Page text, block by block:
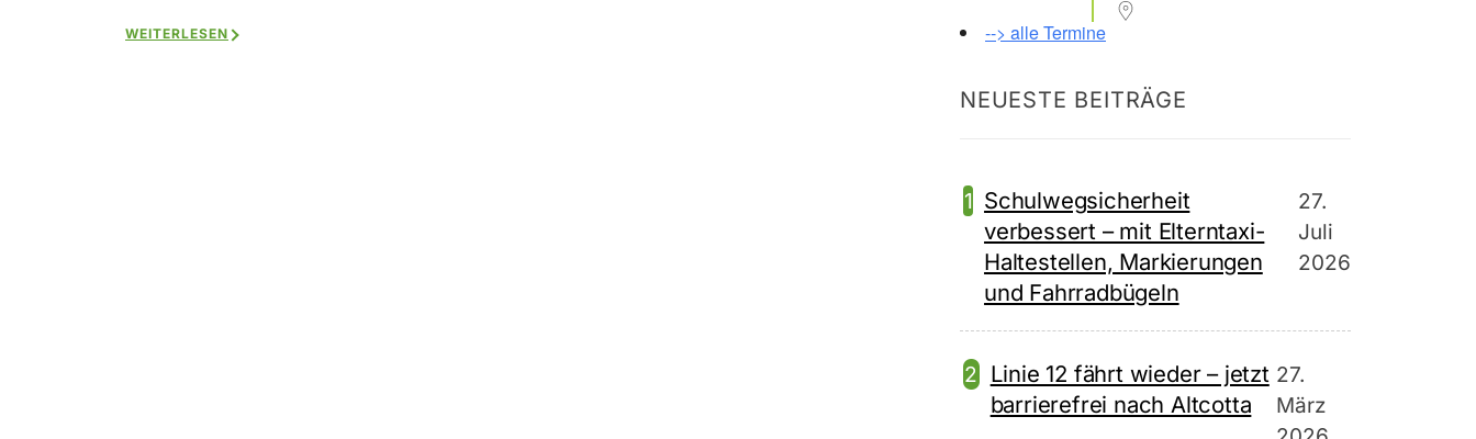
WEITERLESEN --> alle Termine
NEUESTE BEITRÄGE
Schulwegsicherheit
verbessert – mit Elterntaxi-
Haltestellen, Markierungen
und Fahrradbügeln
27.
Juli
2026
Linie 12 fährt wieder – jetzt
barrierefrei nach Altcotta
27.
März